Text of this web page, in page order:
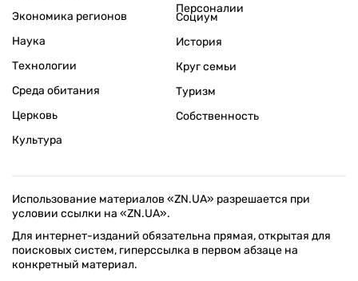
Экономика регионов
Персоналии
Наука
Технологии
Среда обитания
Церковь
Культура
Социум
История
Круг семьи
Туризм
Собственность
Использование материалов «ZN.UA» разрешается при
условии ссылки на «ZN.UA».
Для интернет-изданий обязательна прямая, открытая для
поисковых систем, гиперссылка в первом абзаце на
конкретный материал.